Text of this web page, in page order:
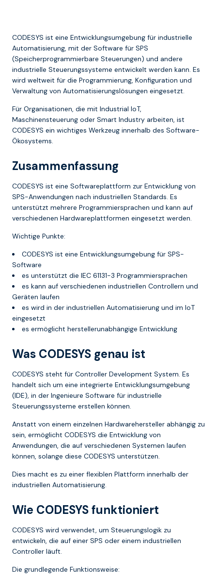
CODESYS ist eine Entwicklungsumgebung für industrielle
Automatisierung, mit der Software für SPS
(Speicherprogrammierbare Steuerungen) und andere
industrielle Steuerungssysteme entwickelt werden kann. Es
wird weltweit für die Programmierung, Konfiguration und
Verwaltung von Automatisierungslösungen eingesetzt.
Für Organisationen, die mit Industrial IoT,
Maschinensteuerung oder Smart Industry arbeiten, ist
CODESYS ein wichtiges Werkzeug innerhalb des Software-
Ökosystems.
Zusammenfassung
CODESYS ist eine Softwareplattform zur Entwicklung von
SPS-Anwendungen nach industriellen Standards. Es
unterstützt mehrere Programmiersprachen und kann auf
verschiedenen Hardwareplattformen eingesetzt werden.
Wichtige Punkte:
CODESYS ist eine Entwicklungsumgebung für SPS-
Software
es unterstützt die IEC 61131-3 Programmiersprachen
es kann auf verschiedenen industriellen Controllern und
Geräten laufen
es wird in der industriellen Automatisierung und im IoT
eingesetzt
es ermöglicht herstellerunabhängige Entwicklung
Was CODESYS genau ist
CODESYS steht für Controller Development System. Es
handelt sich um eine integrierte Entwicklungsumgebung
(IDE), in der Ingenieure Software für industrielle
Steuerungssysteme erstellen können.
Anstatt von einem einzelnen Hardwarehersteller abhängig zu
sein, ermöglicht CODESYS die Entwicklung von
Anwendungen, die auf verschiedenen Systemen laufen
können, solange diese CODESYS unterstützen.
Dies macht es zu einer flexiblen Plattform innerhalb der
industriellen Automatisierung.
Wie CODESYS funktioniert
CODESYS wird verwendet, um Steuerungslogik zu
entwickeln, die auf einer SPS oder einem industriellen
Controller läuft.
Die grundlegende Funktionsweise: